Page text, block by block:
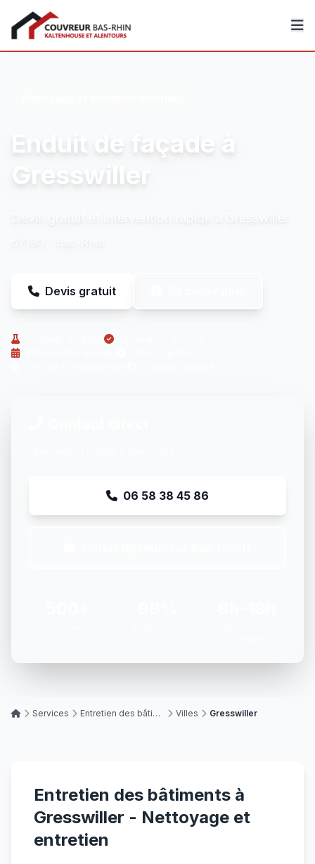
Couvreur Bas-Rhin
Enduit de façade à
Gresswiller
Devis gratuit
06 58 38 45 86
Services Entretien des bâtiments Villes Gresswiller
Entretien des bâtiments à
Gresswiller - Nettoyage et
entretien